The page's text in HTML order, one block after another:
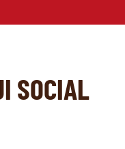
SOCIAL